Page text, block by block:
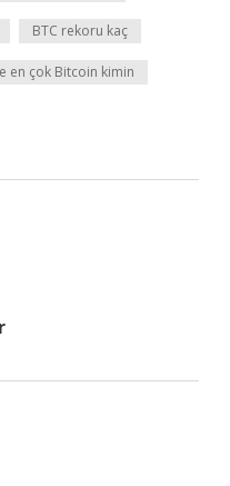
BTC rekoru kaç
en çok Bitcoin kimin